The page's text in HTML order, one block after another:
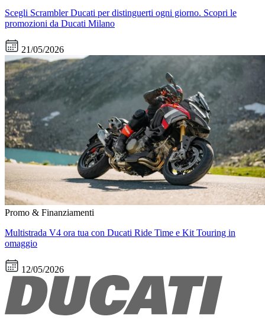
Scegli Scrambler Ducati per distinguerti ogni giorno. Scopri le
promozioni da Ducati Milano
21/05/2026
Promo & Finanziamenti
Multistrada V4 ora tua con Ducati Ride Time e Kit Touring in
omaggio
12/05/2026